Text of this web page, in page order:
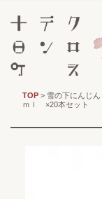
TOP> 雪の下にんじん
ｍｌ ×20本セット